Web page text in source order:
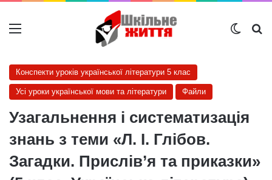
Меню
Конспекти уроків української літератури 5 клас
Усі уроки української мови та літератури Файли
Узагальнення і систематизація
знань з теми «Л. І. Глібов.
Загадки. Прислів’я та приказки»